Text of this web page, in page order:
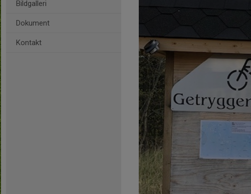
Bildgalleri
Dokument
Kontakt